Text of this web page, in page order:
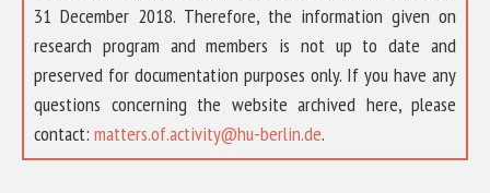
31 December 2018. Therefore, the information given on
research program and members is not up to date and
preserved for documentation purposes only. If you have any
questions concerning the website archived here, please
contact: matters.of.activity@hu-berlin.de.
ÜBER UNS